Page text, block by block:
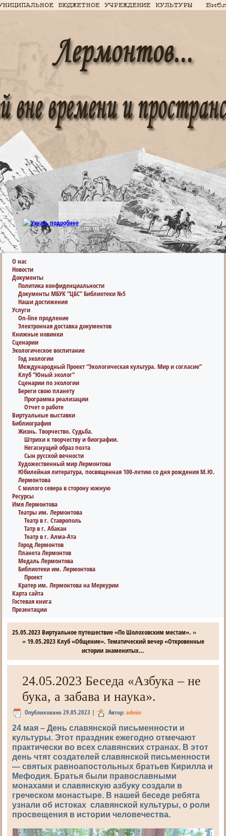
О нас
Новости
Документы
Политика конфиденциальности
Документы МБУК “ЦБС” Библиотеки №5
Наши достижения
Услуги
On-line продление
Электронная доставка документов
Книжные новинки
Сценарии
Экологическое воспитание
Год экологии
Международный Проект “Экологическая культура. Мир и согласие”
Клуб “Юный эколог”
Сценарии по экологии
Береги свою планету
Программа реализации
Отчет о работе
Виртуальные выставки
Библиография
Жизнь. Творчество. Судьба.
Штрихи к творчеству и биографии.
Негаснущий образ поэта
Сын русской вечности
Художественный мир Лермонтова
Юбилейная литература, посвященная 100-летию со дня рождения М.Ю.
Лермонтова
С милого севера в сторону южную
Ресурсы
Имя Лермонтова
Театры им. Лермонтова
Театр в г. Ставрополь
Татр в г. Абакан
Театр в г. Алма-Ата
Город Лермонтов
Планета Лермонтов
Медаль Лермонтова
Библиотеки им. Лермонтова
Проект
Кратер им. Лермонтова на Меркурии
Карта сайта
Гостевая книга
Презентации
25.05.2023 Виртуальное путешествие «По Шолоховским местам». »
«19.05.2023 Клуб «Общение». Тематический вечер «Откровенные
истории знаменитых…
24.05.2023 Беседа «Азбука – не
бука, а забава и наука».
Опубликовано 29.05.2023 | Автор: admin
24 мая – День славянской письменности и
культуры. Этот праздник ежегодно отмечают
практически во всех славянских странах. В этот
день чтят создателей славянской письменности
— святых равноапостольных братьев Кирилла и
Мефодия. Братья были православными
монахами и славянскую азбуку создали в
греческом монастыре. В нашей беседе ребята
узнали об истоках славянской культуры, о роли
просвещения в истории человечества.